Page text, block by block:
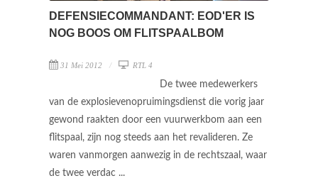
DEFENSIECOMMANDANT: EOD'ER IS
NOG BOOS OM FLITSPAALBOM
31 Mei 2012 RTL 4
De twee medewerkers
van de explosievenopruimingsdienst die vorig jaar
gewond raakten door een vuurwerkbom aan een
flitspaal, zijn nog steeds aan het revalideren. Ze
waren vanmorgen aanwezig in de rechtszaal, waar
de twee verdac ...